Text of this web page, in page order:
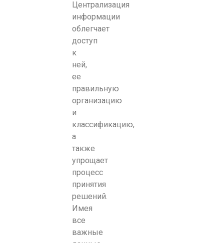
Централизация
информации
облегчает
доступ
к
ней,
ее
правильную
организацию
и
классификацию,
а
также
упрощает
процесс
принятия
решений.
Имея
все
важные